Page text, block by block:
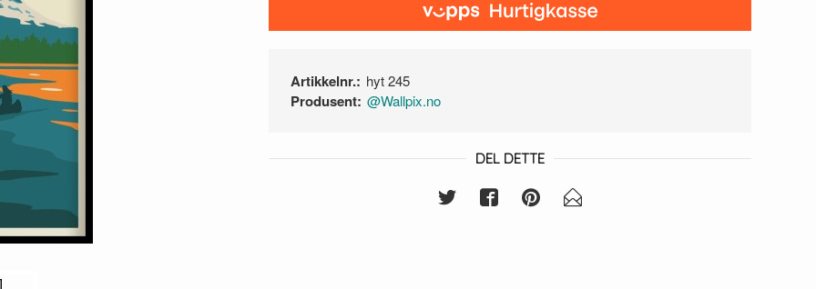
Artikkelnr.: hyt 245
Produsent: @Wallpix.no
DEL DETTE